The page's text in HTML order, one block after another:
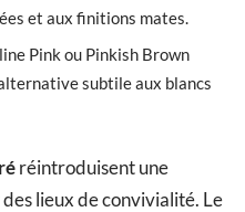
et aux finitions mates.
Pink ou Pinkish Brown
subtile aux blancs
réintroduisent une
lieux de convivialité. Le